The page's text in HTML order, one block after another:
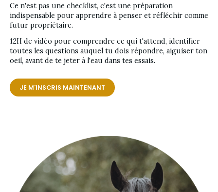
Ce n'est pas une checklist, c'est une préparation
indispensable pour apprendre à penser et réfléchir comme
futur propriétaire.
12H de vidéo pour comprendre ce qui t'attend, identifier
toutes les questions auquel tu dois répondre, aiguiser ton
oeil, avant de te jeter à l'eau dans tes essais.
JE M'INSCRIS MAINTENANT